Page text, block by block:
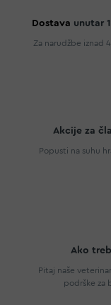
Dostava unutar
Za narudžbe iznad
Akcije za
Popusti na suhu
Ako
Pitaj naše
podrške za